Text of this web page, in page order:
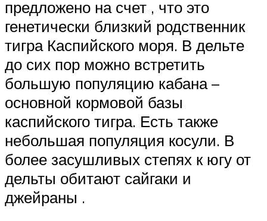
предложено на счет , что это
генетически близкий родственник
тигра Каспийского моря. В дельте
до сих пор можно встретить
большую популяцию кабана –
основной кормовой базы
каспийского тигра. Есть также
небольшая популяция косули. В
более засушливых степях к югу от
дельты обитают сайгаки и
джейраны .